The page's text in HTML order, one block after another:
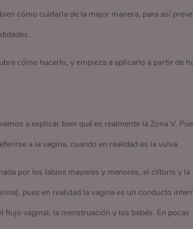
cómo cuidarla de la mejor manera, para así
cómo hacerlo, y empieza a aplicarlo a partir de
a explicar bien qué es realmente la Zona V.
a la vagina, cuando en realidad es la vulva.
por los labios mayores y menores, el clítoris y la
pues en realidad la vagina es un conducto
vaginal, la menstruación y los bebés. En pocas